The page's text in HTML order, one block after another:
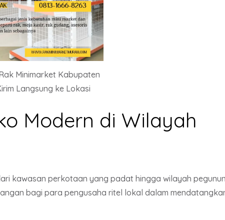
Minimarket Kabupaten
Langsung ke Lokasi
Modern di Wilayah
kawasan perkotaan yang padat hingga wilayah
bagi para pengusaha ritel lokal dalam